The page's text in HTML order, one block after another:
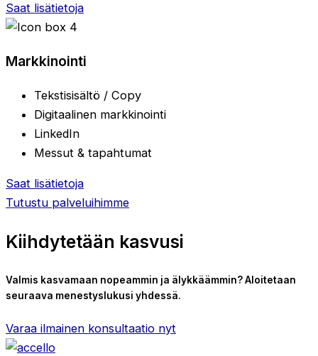
Saat lisätietoja
Markkinointi
Tekstisisältö / Copy
Digitaalinen markkinointi
LinkedIn
Messut & tapahtumat
Saat lisätietoja
Tutustu palveluihimme
Kiihdytetään kasvusi
Valmis kasvamaan nopeammin ja älykkäämmin? Aloitetaan
seuraava menestyslukusi yhdessä.
Varaa ilmainen konsultaatio nyt